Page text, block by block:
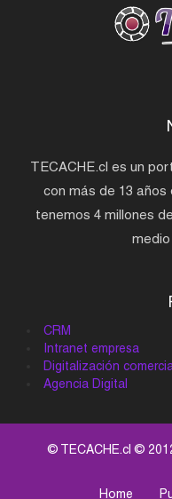
TECACHE.cl es un
con más de 13
tenemos 4 millones
medio
CRM
Intranet empresa
Digitalización
Agencia Digital
© TECACHE.cl ©
Home